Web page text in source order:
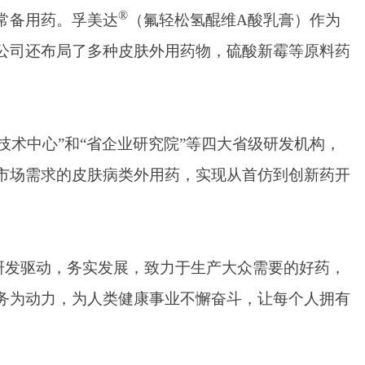
备用药。孚美达®
（氟轻松氢醌维A酸乳膏）作为
还布局了多种皮肤外用药物，硫酸新霉等原料药
中心”和“省企业研究院”等四大省级研发机构，
需求的皮肤病类外用药，实现从首仿到创新药开
驱动，务实发展，致力于生产大众需要的好药，
动力，为人类健康事业不懈奋斗，让每个人拥有